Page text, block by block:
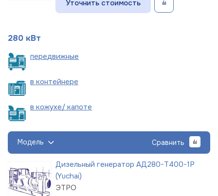
Уточнить стоимость
280 кВт
передвижные
в контейнере
в кожухе/ капоте
Модель Сравнить
Дизельный генератор АД280-Т400-1Р
(Yuchai)
ЭТРО